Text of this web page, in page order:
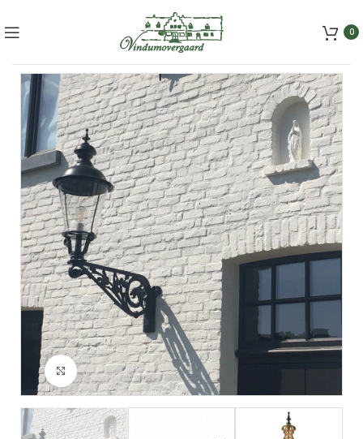
0
Klik for at forstørre
mail@vindumovergaard.dk